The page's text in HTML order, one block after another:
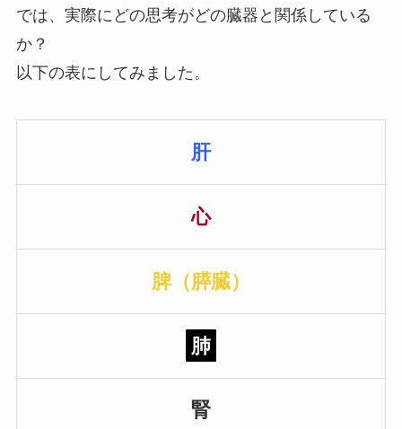
では、実際にどの思考がどの臓器と関係している
か？
以下の表にしてみました。
肝
心
脾（膵臓）
肺
腎